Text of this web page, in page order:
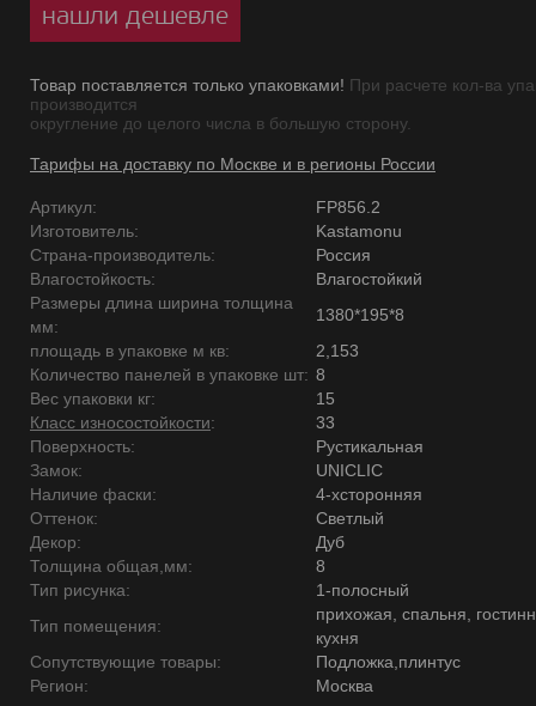
нашли дешевле
Товар поставляется только упаковками! При расчете кол-ва
производится
округление до целого числа в большую сторону.
Тарифы на доставку по Москве и в регионы России
Артикул:
FP856.2
Изготовитель:
Kastamonu
Страна-производитель:
Россия
Влагостойкость:
Влагостойкий
Размеры длина ширина толщина
мм:
1380*195*8
площадь в упаковке м кв:
2,153
Количество панелей в упаковке шт: 8
Вес упаковки кг:
15
Класс износостойкости:
33
Поверхность:
Рустикальная
Замок:
UNICLIC
Наличие фаски:
4-хсторонняя
Оттенок:
Светлый
Декор:
Дуб
Толщина общая,мм:
8
Тип рисунка:
1-полосный
Тип помещения:
прихожая, спальня,
кухня
Сопутствующие товары:
Подложка,плинтус
Регион:
Москва